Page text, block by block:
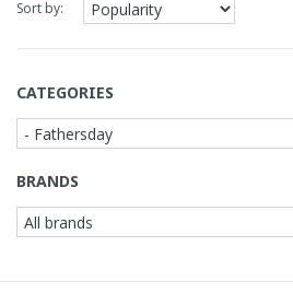
Sort by:
CATEGORIES
BRANDS